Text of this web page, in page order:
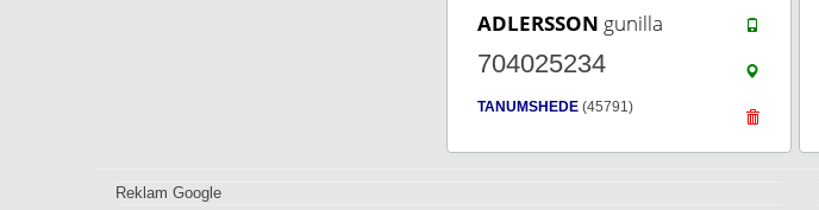
ADLERSSON gunilla
704025234
TANUMSHEDE (45791)
Reklam Google